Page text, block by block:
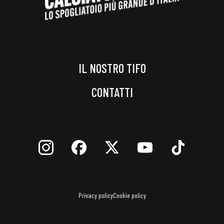
IL NOSTRO TIFO
CONTATTI
Privacy policyCookie policy